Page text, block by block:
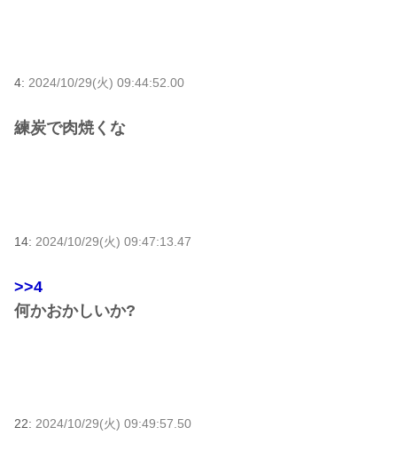
4: 2024/10/29(火) 09:44:52.00
練炭で肉焼くな
14: 2024/10/29(火) 09:47:13.47
>>4
何かおかしいか?
22: 2024/10/29(火) 09:49:57.50